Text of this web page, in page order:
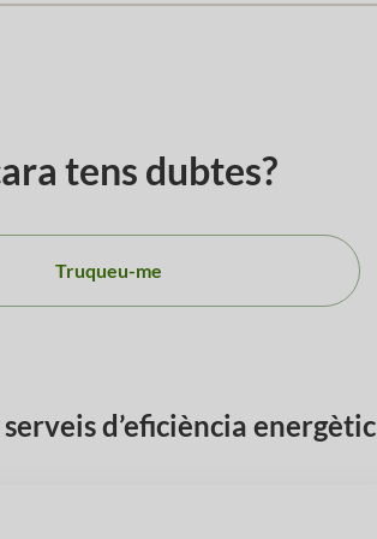
tens dubtes?
Truqueu-me
d’eficiència